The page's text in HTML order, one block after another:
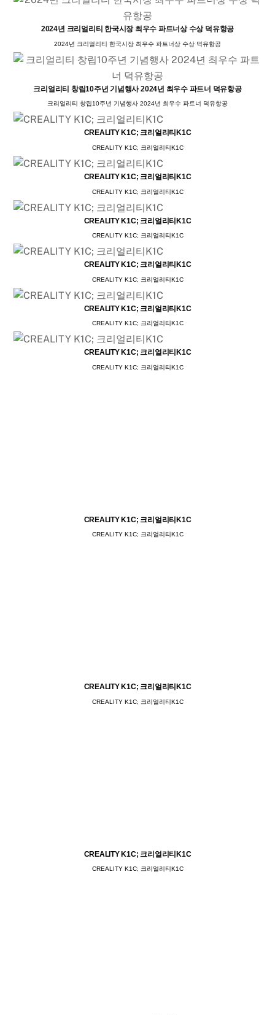
2024년 크리얼리티 한국시장 최우수 파트너상 수상 덕유항공
2024년 크리얼리티 한국시장 최우수 파트너상 수상 덕유항공
크리얼리티 창립10주년 기념행사 2024년 최우수 파트너 덕유항공
크리얼리티 창립10주년 기념행사 2024년 최우수 파트너 덕유항공
CREALITY K1C; 크리얼리티K1C
CREALITY K1C; 크리얼리티K1C
CREALITY K1C; 크리얼리티K1C
CREALITY K1C; 크리얼리티K1C
CREALITY K1C; 크리얼리티K1C
CREALITY K1C; 크리얼리티K1C
CREALITY K1C; 크리얼리티K1C
CREALITY K1C; 크리얼리티K1C
CREALITY K1C; 크리얼리티K1C
CREALITY K1C; 크리얼리티K1C
CREALITY K1C; 크리얼리티K1C
CREALITY K1C; 크리얼리티K1C
CREALITY K1C; 크리얼리티K1C
CREALITY K1C; 크리얼리티K1C
CREALITY K1C; 크리얼리티K1C
CREALITY K1C; 크리얼리티K1C
CREALITY K1C; 크리얼리티K1C
CREALITY K1C; 크리얼리티K1C